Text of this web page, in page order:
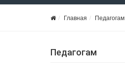
Главная Педагогам
Педагогам